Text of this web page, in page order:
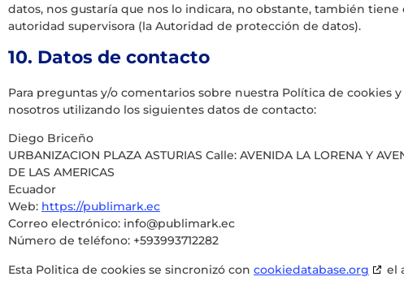
datos, nos gustaría que nos lo indicara, no obstante, también
autoridad supervisora (la Autoridad de protección de datos).
10. Datos de contacto
Para preguntas y/o comentarios sobre nuestra Política de cookies
nosotros utilizando los siguientes datos de contacto:
Diego Briceño
URBANIZACION PLAZA ASTURIAS Calle: AVENIDA LA LORENA Y
DE LAS AMERICAS
Ecuador
Web: https://publimark.ec
Correo electrónico: info@publimark.ec
Número de teléfono: +593993712282
Esta Politica de cookies se sincronizó con cookiedatabase.org el